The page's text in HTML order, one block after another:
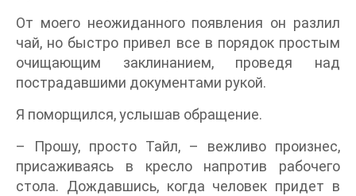
От моего неожиданного появления он разлил
чай, но быстро привел все в порядок простым
очищающим заклинанием, проведя над
пострадавшими документами рукой.
Я поморщился, услышав обращение.
– Прошу, просто Тайл, – вежливо произнес,
присаживаясь в кресло напротив рабочего
стола. Дождавшись, когда человек придет в